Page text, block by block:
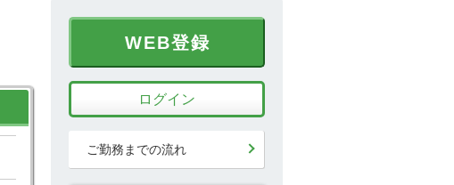
WEB登録
ログイン
ご勤務までの流れ